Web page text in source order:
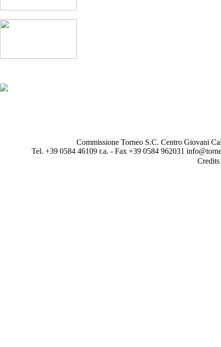
Commissione Torneo S.C. Centro Giovani
Tel. +39 0584 46109 r.a. - Fax +39 0584 962031
Credits